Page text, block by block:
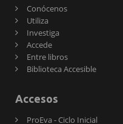
Conócenos
Utiliza
Investiga
Accede
Entre libros
Biblioteca Accesible
Accesos
ProEva - Ciclo Inicial